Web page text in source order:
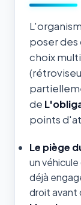
poser des
choix
de
points
Le piège
un
déjà
droit avant